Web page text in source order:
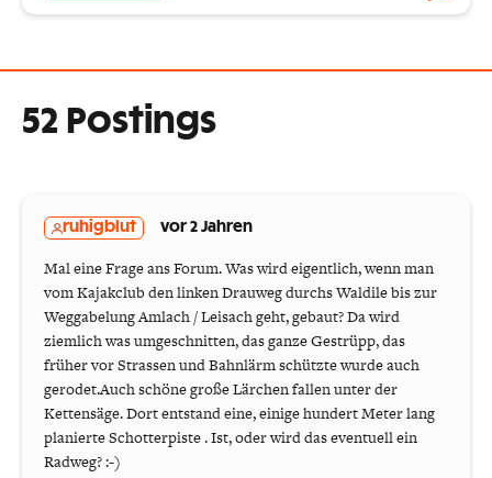
52 Postings
ruhigblut vor 2 Jahren
Mal eine Frage ans Forum. Was wird eigentlich, wenn man
vom Kajakclub den linken Drauweg durchs Waldile bis zur
Weggabelung Amlach / Leisach geht, gebaut? Da wird
ziemlich was umgeschnitten, das ganze Gestrüpp, das
früher vor Strassen und Bahnlärm schützte wurde auch
gerodet.Auch schöne große Lärchen fallen unter der
Kettensäge. Dort entstand eine, einige hundert Meter lang
planierte Schotterpiste . Ist, oder wird das eventuell ein
Radweg? :-)